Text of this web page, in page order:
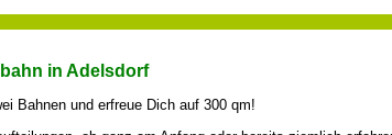
in Adelsdorf
Bahnen und erfreue Dich auf 300 qm!